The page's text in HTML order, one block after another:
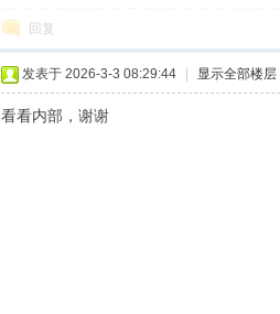
回复
发表于 2026-3-3 08:29:44 显示全部楼层
看看内部，谢谢